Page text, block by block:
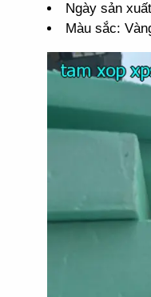
Ngày sản
Màu sắc: